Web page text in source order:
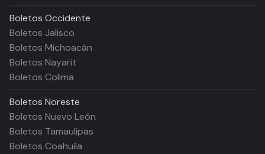
Boletos Occidente
Boletos Jalisco
Boletos Michoacán
Boletos Nayarit
Boletos Colima
Boletos Noreste
Boletos Nuevo León
Boletos Tamaulipas
Boletos Coahuila